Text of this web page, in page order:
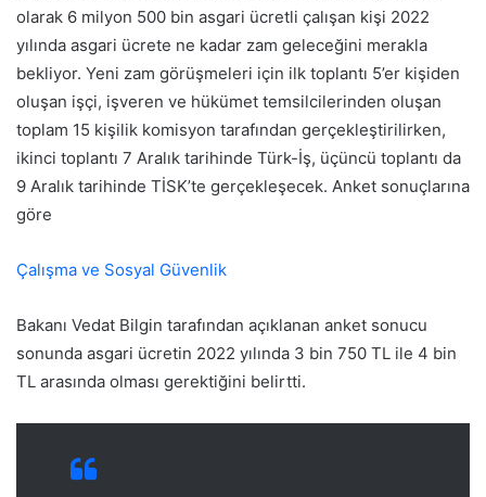
olarak 6 milyon 500 bin asgari ücretli çalışan kişi 2022
yılında asgari ücrete ne kadar zam geleceğini merakla
bekliyor. Yeni zam görüşmeleri için ilk toplantı 5’er kişiden
oluşan işçi, işveren ve hükümet temsilcilerinden oluşan
toplam 15 kişilik komisyon tarafından gerçekleştirilirken,
ikinci toplantı 7 Aralık tarihinde Türk-İş, üçüncü toplantı da
9 Aralık tarihinde TİSK’te gerçekleşecek. Anket sonuçlarına
göre
Çalışma ve Sosyal Güvenlik
Bakanı Vedat Bilgin tarafından açıklanan anket sonucu
sonunda asgari ücretin 2022 yılında 3 bin 750 TL ile 4 bin
TL arasında olması gerektiğini belirtti.